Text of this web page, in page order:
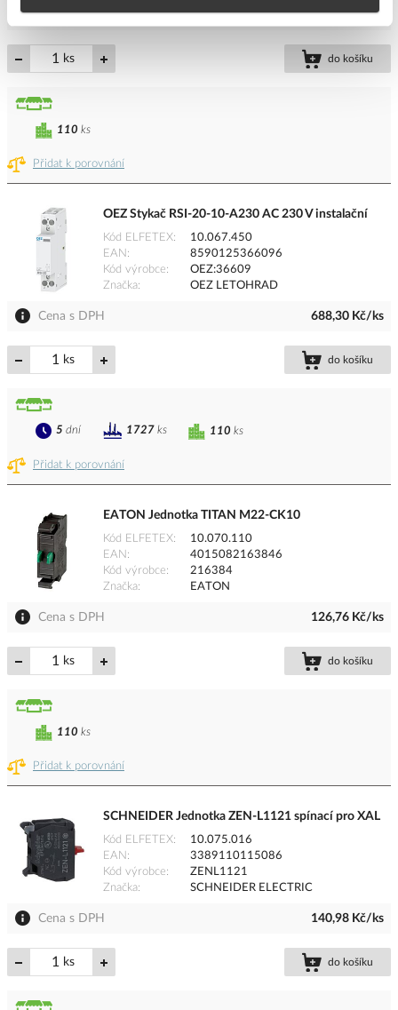
Cena s DPH 740,25 Kč/ks
ks do košíku
Přidat k porovnání
110 ks
OEZ Stykač RSI-20-10-A230 AC 230 V instalační
Kód ELFETEX
10.067.450
EAN
8590125366096
Kód výrobce
OEZ:36609
Značka
OEZ LETOHRAD
Cena s DPH 688,30 Kč/ks
ks do košíku
Přidat k porovnání
110 ks
5 dní 1727 ks
EATON Jednotka TITAN M22-CK10
Kód ELFETEX
10.070.110
EAN
4015082163846
Kód výrobce
216384
Značka
EATON
Cena s DPH 126,76 Kč/ks
ks do košíku
Přidat k porovnání
110 ks
SCHNEIDER Jednotka ZEN-L1121 spínací pro XAL
Kód ELFETEX
10.075.016
EAN
3389110115086
Kód výrobce
ZENL1121
Značka
SCHNEIDER ELECTRIC
Cena s DPH 140,98 Kč/ks
ks do košíku